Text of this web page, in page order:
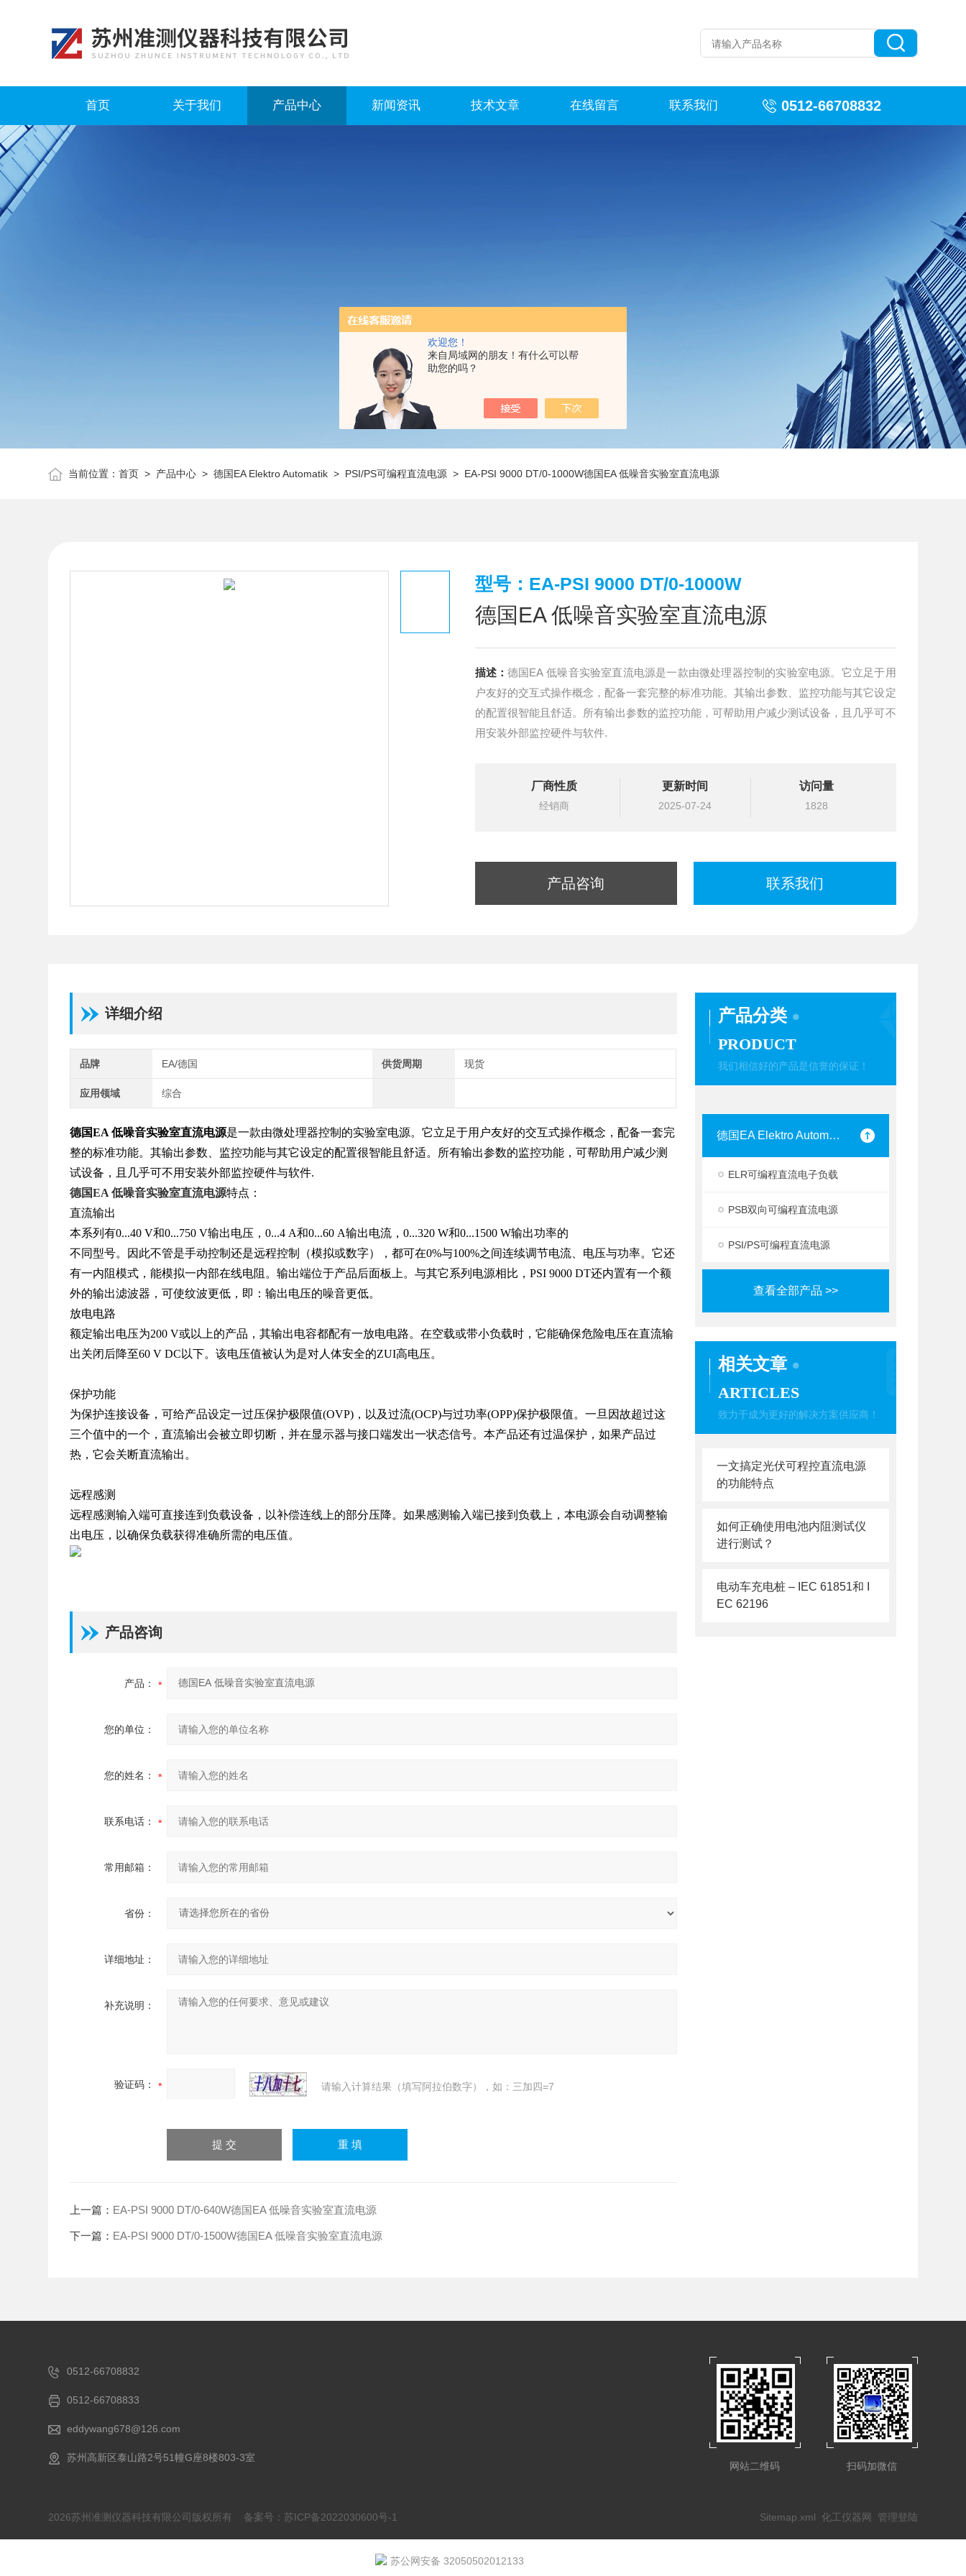
欢迎您！
来自局域网的朋友！有什么可以帮
助您的吗？
首页 关于我们 产品中心 新闻资讯 技术文章 在线留言 联系我们 0512-66708832
当前位置：首页 > 产品中心 >德国EA Elektro Automatik > PSI/PS可编程直流电源 > EA-PSI 9000 DT/0-1000W德国EA 低噪音实验室直流电源
型号：EA-PSI 9000 DT/0-1000W
德国EA 低噪音实验室直流电源
描述： 德国EA 低噪音实验室直流电源是一款由微处理器控制的实验室电源。它立足于用
户友好的交互式操作概念，配备一套完整的标准功能。其输出参数、监控功能与其它设定
的配置很智能且舒适。所有输出参数的监控功能，可帮助用户减少测试设备，且几乎可不
用安装外部监控硬件与软件.
厂商性质
经销商
更新时间
2025-07-24
访问量
1828
产品咨询 联系我们
产品分类
PRODUCT
我们相信好的产品是信誉的保证！
德国EA Elektro Automatik
ELR可编程直流电子负载
PSB双向可编程直流电源
PSI/PS可编程直流电源
查看全部产品 >>
相关文章
ARTICLES
致力于成为更好的解决方案供应商！
一文搞定光伏可程控直流电源
的功能特点
如何正确使用电池内阻测试仪
进行测试？
电动车充电桩 – IEC 61851和 I
EC 62196
详细介绍
品牌 EA/德国 供货周期 现货
应用领域 综合
德国EA 低噪音实验室直流电源是一款由微处理器控制的实验室电源。它立足于用户友好的交互式操作概念，配备一套完
整的标准功能。其输出参数、监控功能与其它设定的配置很智能且舒适。所有输出参数的监控功能，可帮助用户减少测
试设备，且几乎可不用安装外部监控硬件与软件.
德国EA 低噪音实验室直流电源特点：
直流输出
本系列有0...40 V和0...750 V输出电压，0...4 A和0...60 A输出电流，0...320 W和0...1500 W输出功率的
不同型号。因此不管是手动控制还是远程控制（模拟或数字），都可在0%与100%之间连续调节电流、电压与功率。它还
有一内阻模式，能模拟一内部在线电阻。输出端位于产品后面板上。与其它系列电源相比，PSI 9000 DT还内置有一个额
外的输出滤波器，可使纹波更低，即：输出电压的噪音更低。
放电电路
额定输出电压为200 V或以上的产品，其输出电容都配有一放电电路。在空载或带小负载时，它能确保危险电压在直流输
出关闭后降至60 V DC以下。该电压值被认为是对人体安全的ZUI高电压。
保护功能
为保护连接设备，可给产品设定一过压保护极限值(OVP)，以及过流(OCP)与过功率(OPP)保护极限值。一旦因故超过这
三个值中的一个，直流输出会被立即切断，并在显示器与接口端发出一状态信号。本产品还有过温保护，如果产品过
热，它会关断直流输出。
远程感测
远程感测输入端可直接连到负载设备，以补偿连线上的部分压降。如果感测输入端已接到负载上，本电源会自动调整输
出电压，以确保负载获得准确所需的电压值。
产品咨询
产品：
您的单位：
您的姓名：
联系电话：
常用邮箱：
省份：
详细地址：
补充说明：
验证码： 请输入计算结果（填写阿拉伯数字），如：三加四=7
上一篇： EA-PSI 9000 DT/0-640W德国EA 低噪音实验室直流电源
下一篇： EA-PSI 9000 DT/0-1500W德国EA 低噪音实验室直流电源
0512-66708832
0512-66708833
eddywang678@126.com
苏州高新区泰山路2号51幢G座8楼803-3室
扫码加微信
网站二维码
2026苏州准测仪器科技有限公司版权所有 备案号：苏ICP备2022030600号-1 Sitemap.xml 化工仪器网 管理登陆
苏公网安备 32050502012133